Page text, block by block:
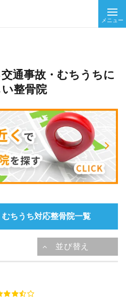
メニュー
通事故・むちうちに
整骨院
ちうち対応整骨院一覧